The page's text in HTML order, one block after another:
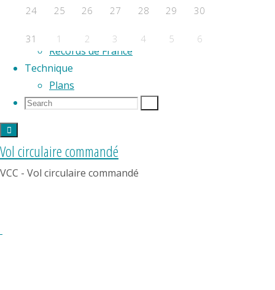
F2F
F2G
Records de France
Technique
Plans
Search
Search
Vol circulaire commandé
VCC - Vol circulaire commandé
24 25 26 27 28 29 30
31 1 2 3 4 5 6
Évènements a venir
Aucun évènement
Powered by